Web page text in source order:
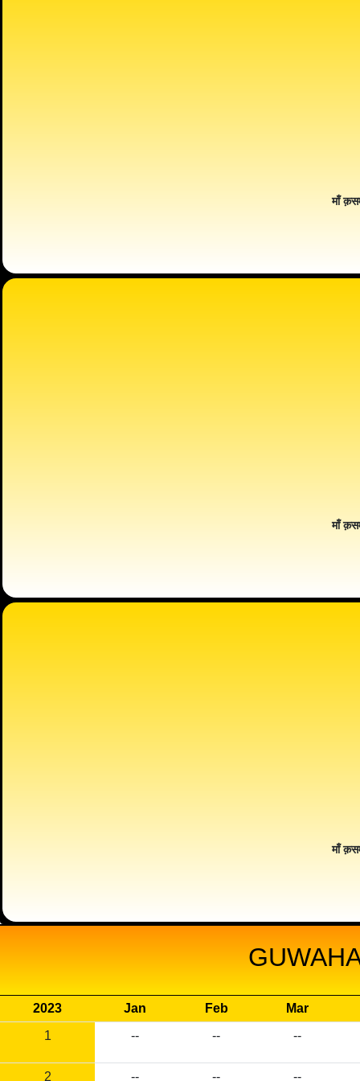
माँ
माँ
माँ
2023 Jan Feb Mar
1
-- -- --
2 -- -- --